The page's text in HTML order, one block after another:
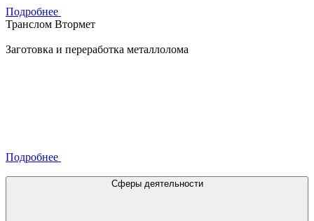
Подробнее
Транслом Втормет
Заготовка и переработка металлолома
Подробнее
Сферы деятельности